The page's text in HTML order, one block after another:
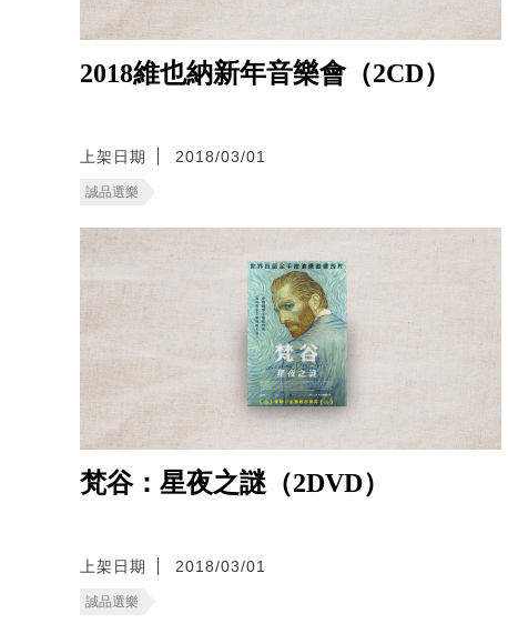
2018維也納新年音樂會（2CD）
上架日期 2018/03/01
誠品選樂
梵谷：星夜之謎（2DVD）
上架日期 2018/03/01
誠品選樂